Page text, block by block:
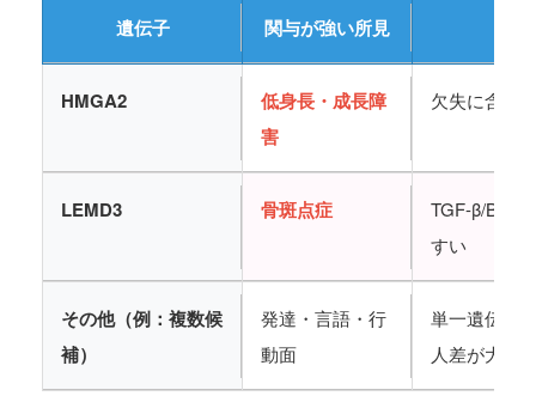
遺伝子 関与が強い所見
HMGA2
低身長・成長障
害
欠失に含ま
LEMD3 骨斑点症
TGF-β/BMP
すい
その他（例：複数候
補）
発達・言語・行
動面
単一遺伝子
人差が大き